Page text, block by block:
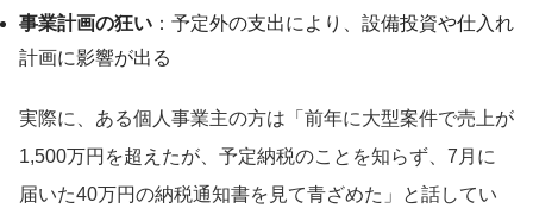
事業計画の狂い ：予定外の支出により、設備投資や仕入れ
計画に影響が出る
実際に、ある個人事業主の方は「前年に大型案件で売上が
1,500万円を超えたが、予定納税のことを知らず、7月に
届いた40万円の納税通知書を見て青ざめた」と話してい